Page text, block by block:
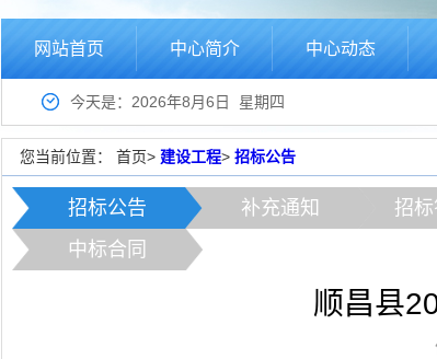
网站首页 中心简介 中心动态
今天是：2026年8月6日 星期四
您当前位置： 首页> 建设工程> 招标公告
招标公告 补充通知 招
中标合同
顺昌县